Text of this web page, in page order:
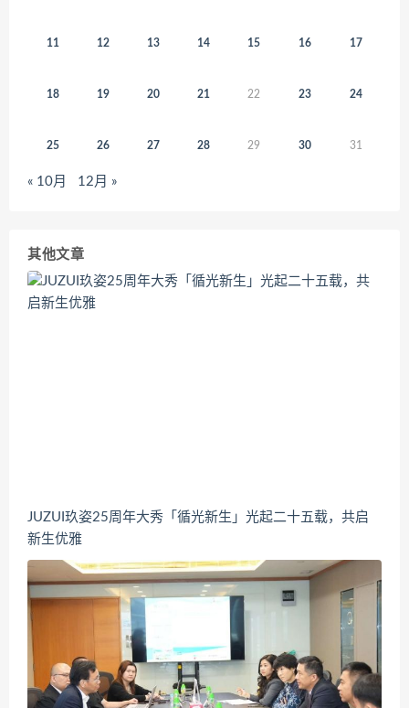
11 12 13 14 15 16 17
18 19 20 21 22 23 24
25 26 27 28 29 30 31
« 10月 12月 »
其他文章
JUZUI玖姿25周年大秀「循光新生」光起二十五载，共启
新生优雅